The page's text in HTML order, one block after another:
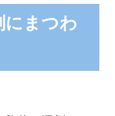
にまつわ